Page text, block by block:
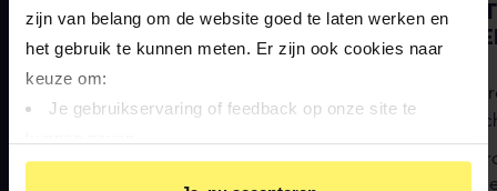
zijn van belang om de website goed te laten werken en
het gebruik te kunnen meten. Er zijn ook cookies naar
keuze om:
Je gebruikservaring of feedback op onze site te
Op basis van je gedrag je relevantere informatie op
BERT HEIDA
Vasthoudend
NIVRE-